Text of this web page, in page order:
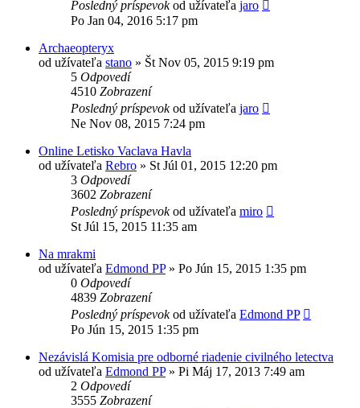
Posledný príspevokod užívateľa jaro
Po Jan 04, 2016 5:17 pm
Archaeopteryx
od užívateľa stano » Št Nov 05, 2015 9:19 pm
5 Odpovedí
4510 Zobrazení
Posledný príspevokod užívateľa jaro
Ne Nov 08, 2015 7:24 pm
Online Letisko Vaclava Havla
od užívateľa Rebro » St Júl 01, 2015 12:20 pm
3 Odpovedí
3602 Zobrazení
Posledný príspevokod užívateľa miro
St Júl 15, 2015 11:35 am
Na mrakmi
od užívateľa Edmond PP» Po Jún 15, 2015 1:35 pm
0 Odpovedí
4839 Zobrazení
Posledný príspevokod užívateľa Edmond PP
Po Jún 15, 2015 1:35 pm
Nezávislá Komisia pre odborné riadenie civilného letectva
od užívateľa Edmond PP» Pi Máj 17, 2013 7:49 am
2 Odpovedí
3555 Zobrazení